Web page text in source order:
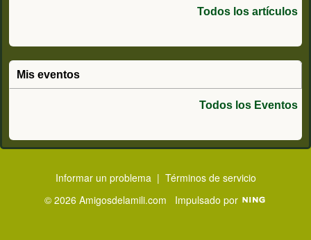
Todos los artículos
Mis eventos
Todos los Eventos
Informar un problema | Términos de servicio
© 2026 Amigosdelamili.com Impulsado por